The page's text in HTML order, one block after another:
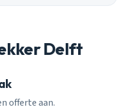
Delft
offerte aan.